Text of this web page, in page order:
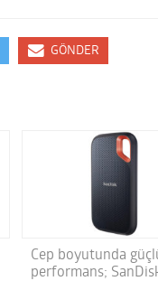
GÖNDER
Cep boyutunda
performans;